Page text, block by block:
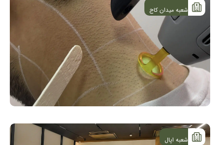
شعبه میدان کاج
شعبه اپال